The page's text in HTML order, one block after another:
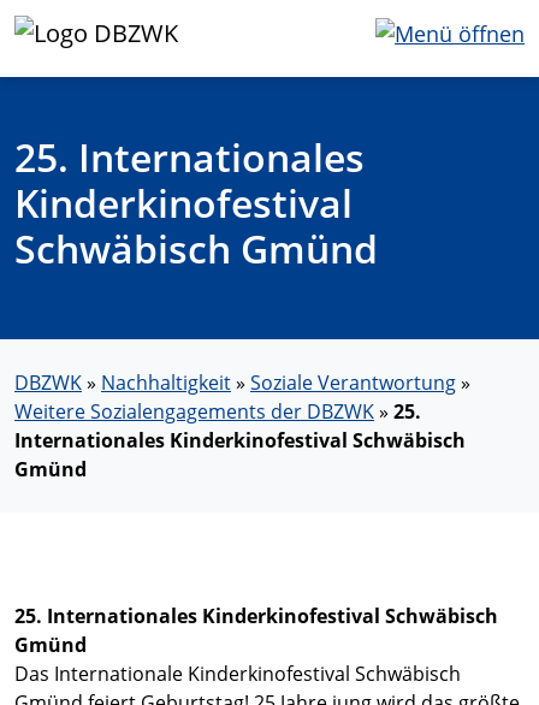
25. Internationales
Kinderkinofestival
Schwäbisch Gmünd
DBZWK» Nachhaltigkeit» Soziale Verantwortung»
Weitere Sozialengagements der DBZWK» 25.
Internationales Kinderkinofestival Schwäbisch
Gmünd
25. Internationales Kinderkinofestival Schwäbisch
Gmünd
Das Internationale Kinderkinofestival Schwäbisch